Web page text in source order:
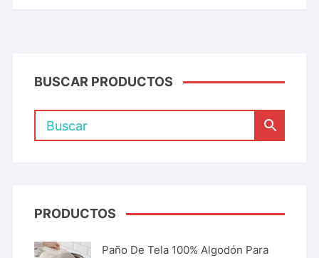
BUSCAR PRODUCTOS
PRODUCTOS
Paño De Tela 100% Algodón Para